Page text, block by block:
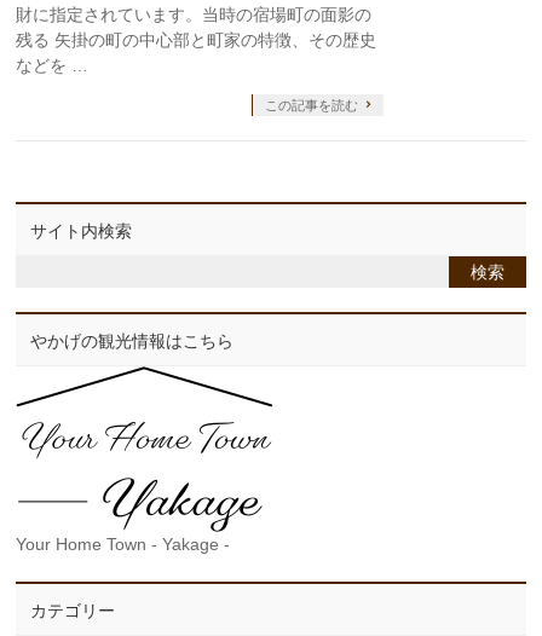
財に指定されています。当時の宿場町の面影の
残る 矢掛の町の中心部と町家の特徴、その歴史
などを …
この記事を読む
サイト内検索
やかげの観光情報はこちら
Your Home Town - Yakage -
カテゴリー